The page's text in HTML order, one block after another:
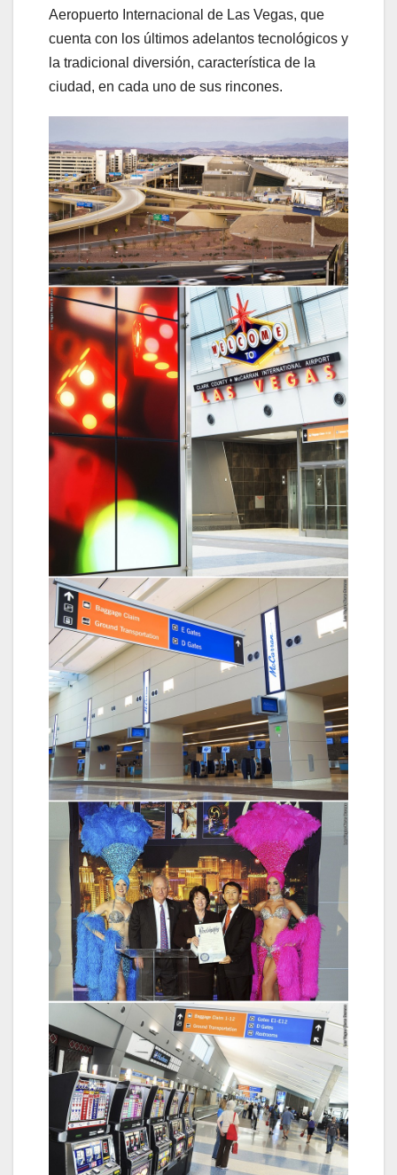
Aeropuerto Internacional de Las Vegas, que
cuenta con los últimos adelantos tecnológicos y
la tradicional diversión, característica de la
ciudad, en cada uno de sus rincones.